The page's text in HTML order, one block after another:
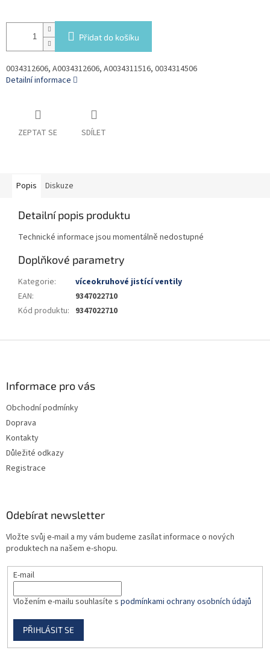
Přidat do košíku
0034312606, A0034312606, A0034311516, 0034314506
Detailní informace
ZEPTAT SE SDÍLET
Popis Diskuze
Detailní popis produktu
Technické informace jsou momentálně nedostupné
Doplňkové parametry
Kategorie:
víceokruhové jistící ventily
EAN:
9347022710
Kód produktu: 9347022710
Informace pro vás
Obchodní podmínky
Doprava
Kontakty
Důležité odkazy
Registrace
Odebírat newsletter
Vložte svůj e-mail a my vám budeme zasílat informace o nových
produktech na našem e-shopu.
E-mail
Vložením e-mailu souhlasíte s podmínkami ochrany osobních údajů
PŘIHLÁSIT SE